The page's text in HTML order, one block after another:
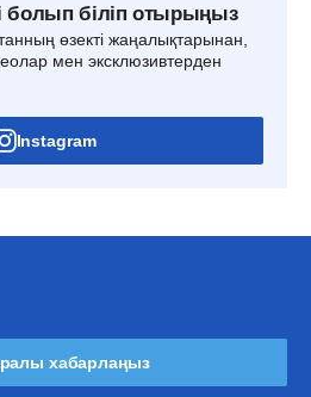
болып біліп отырыңыз
өзекті жаңалықтарынан,
мен эксклюзивтерден
Instagram
хабарлаңыз